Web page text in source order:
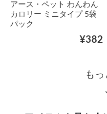
アース・ペット わんわん
カロリー ミニタイプ 5袋
パック
¥382
もっ